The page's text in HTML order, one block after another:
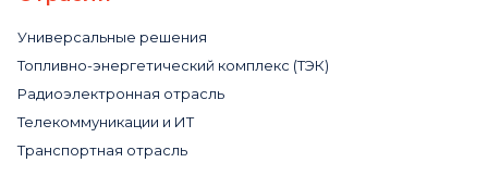
Универсальные решения
Топливно-энергетический комплекс (ТЭК)
Радиоэлектронная отрасль
Телекоммуникации и ИТ
Транспортная отрасль